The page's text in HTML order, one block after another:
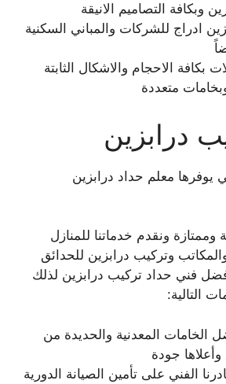
وبكافة التصاميم الانيقة
ادراج للشركات والمباني السكنية
بكافة الاحجام والاشكال الثابتة
متعددة
درابزين
يوفرها معلم حداد درابزين
ونقدم خدماتنا للمنازل
وتركيب درابزين للحدائق
فني حداد تركيب درابزين لذلك
التالية:
الخامات المعدنية والحديدة من
جودة
الفني على تأمين الصيانة الدورية